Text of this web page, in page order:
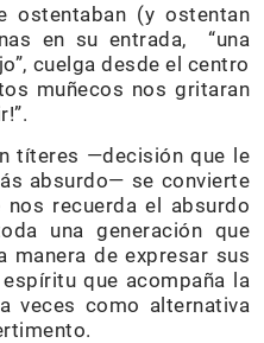
ostentaban (y ostentan
en su entrada, “una
cuelga desde el centro
muñecos nos gritaran
títeres —decisión que le
absurdo— se convierte
recuerda el absurdo
una generación que
manera de expresar sus
que acompaña la
veces como alternativa